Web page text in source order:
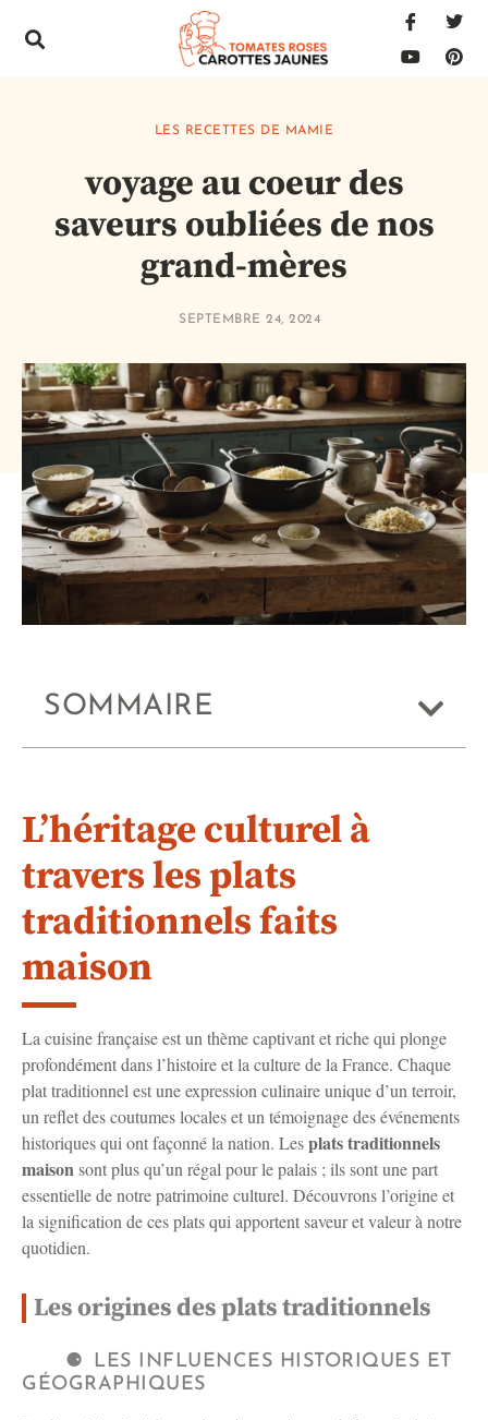
LES RECETTES DE MAMIE
voyage au coeur des
saveurs oubliées de nos
grand-mères
SEPTEMBRE 24, 2024
SOMMAIRE
L’héritage culturel à
travers les plats
traditionnels faits
maison
La cuisine française est un thème captivant et riche qui plonge
profondément dans l’histoire et la culture de la France. Chaque
plat traditionnel est une expression culinaire unique d’un terroir,
un reflet des coutumes locales et un témoignage des événements
historiques qui ont façonné la nation. Lesplats traditionnels
maisonsont plus qu’un régal pour le palais ; ils sont une part
essentielle de notre patrimoine culturel. Découvrons l’origine et
la signification de ces plats qui apportent saveur et valeur à notre
quotidien.
Les origines des plats traditionnels
LES INFLUENCES HISTORIQUES ET
GÉOGRAPHIQUES